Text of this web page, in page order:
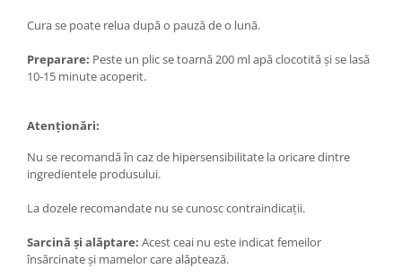
Potenta
Reflux Gastro-Esofagian
Retenție apă
Sindromul colonului iritabil
Sinuzită
Sistemul circulator
Sistemul digestiv
Sistemul muscular
Cura se poate relua după o pauză de o lună.
Preparare: Peste un plic se toarnă 200 ml apă clocotită şi se lasă
10-15 minute acoperit.
Atenţionări:
Nu se recomandă în caz de hipersensibilitate la oricare dintre
ingredientele produsului.
La dozele recomandate nu se cunosc contraindicaţii.
Sarcină şi alăptare: Acest ceai nu este indicat femeilor
însărcinate şi mamelor care alăptează.